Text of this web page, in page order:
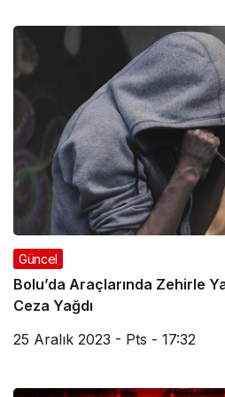
Güncel
Bolu’da Araçlarında Zehirle
Ceza Yağdı
25 Aralık 2023 - Pts - 17:32